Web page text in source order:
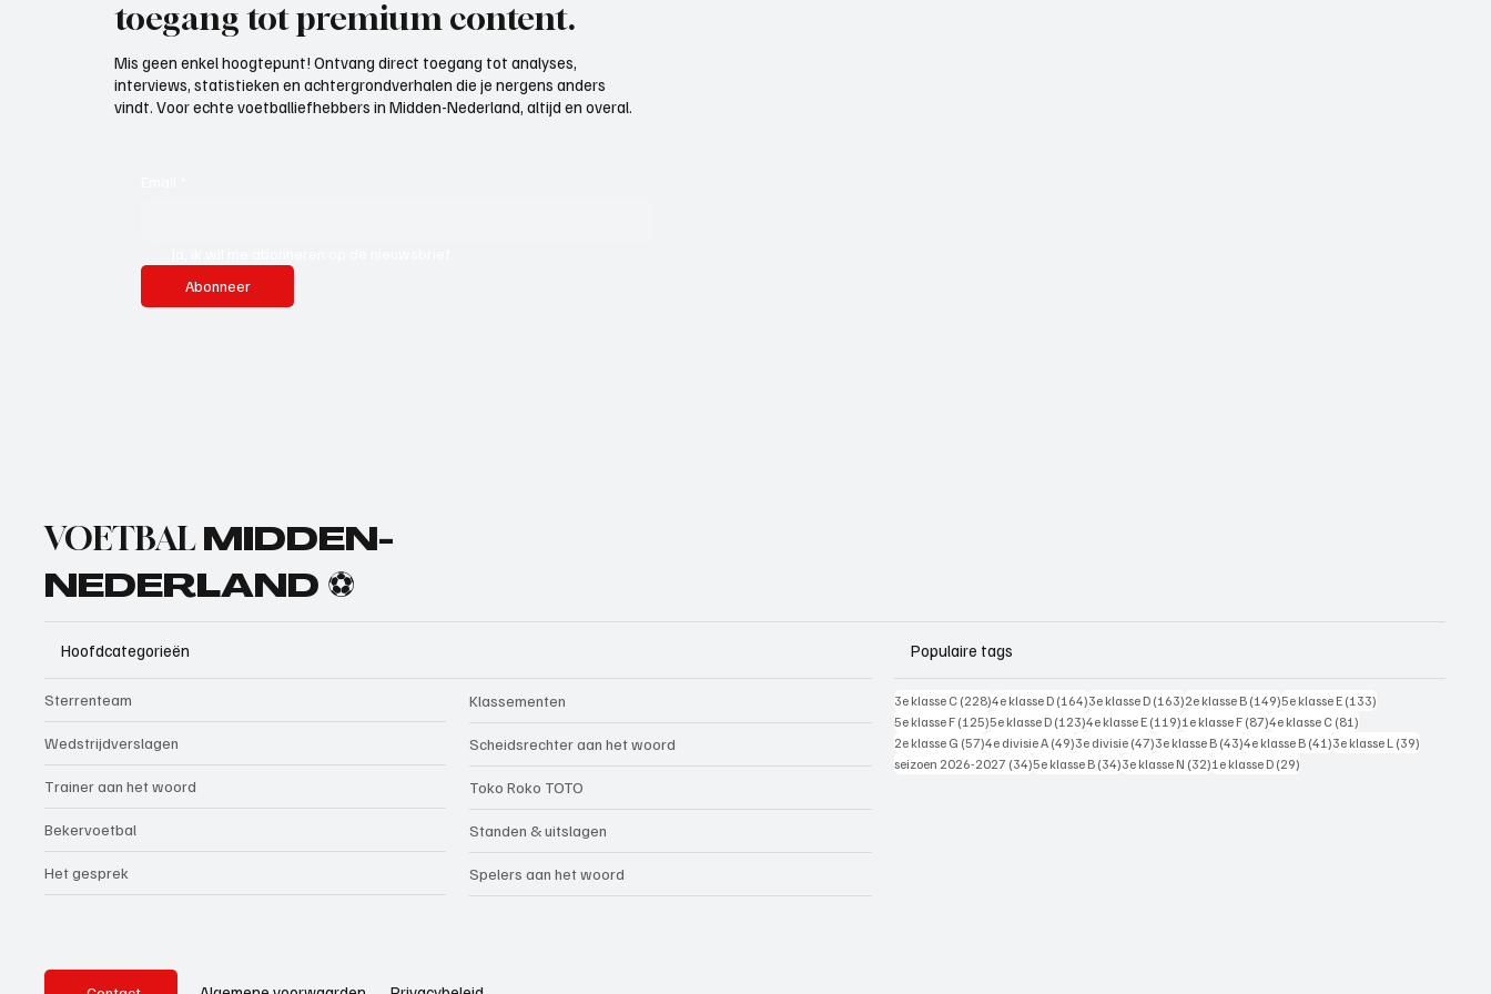
toegang tot premium content.
Mis geen enkel hoogtepunt! Ontvang direct toegang tot analyses,
interviews, statistieken en achtergrondverhalen die je nergens anders
vindt. Voor echte voetballiefhebbers in Midden-Nederland, altijd en overal.
Abonneer
VOETBAL MIDDEN-
NEDERLAND ⚽
Hoofdcategorieën
Sterrenteam
Wedstrijdverslagen
Trainer aan het woord
Bekervoetbal
Het gesprek
Klassementen
Scheidsrechter aan het woord
Toko Roko TOTO
Standen & uitslagen
Spelers aan het woord
Populaire tags
3e klasse C (228)228 posts
4e klasse D (164)164 posts
3e klasse D (163)163 posts
2e klasse B (149)149 posts
5e klasse E (133)
5e klasse F (125)125 posts
5e klasse D (123)123 posts
4e klasse E (119)119 posts
1e klasse F (87)87 posts
4e klasse C (81)
2e klasse G (57)57 posts
4e divisie A (49)49 posts
3e divisie (47)47 posts
3e klasse B (43)43 posts
4e klasse B (41)41 posts
3e klasse L (39)
seizoen 2026-2027 (34)34 posts
5e klasse B (34)34 posts
3e klasse N (32)32 posts
1e klasse D (29)